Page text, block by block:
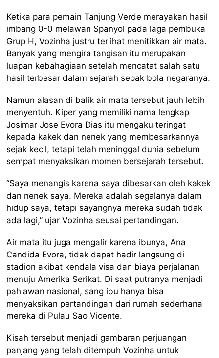
Ketika para pemain Tanjung Verde merayakan hasil
imbang 0-0 melawan Spanyol pada laga pembuka
Grup H, Vozinha justru terlihat menitikkan air mata.
Banyak yang mengira tangisan itu merupakan
luapan kebahagiaan setelah mencatat salah satu
hasil terbesar dalam sejarah sepak bola negaranya.
Namun alasan di balik air mata tersebut jauh lebih
menyentuh. Kiper yang memiliki nama lengkap
Josimar Jose Evora Dias itu mengaku teringat
kepada kakek dan nenek yang membesarkannya
sejak kecil, tetapi telah meninggal dunia sebelum
sempat menyaksikan momen bersejarah tersebut.
“Saya menangis karena saya dibesarkan oleh kakek
dan nenek saya. Mereka adalah segalanya dalam
hidup saya, tetapi sayangnya mereka sudah tidak
ada lagi,” ujar Vozinha seusai pertandingan.
Air mata itu juga mengalir karena ibunya, Ana
Candida Evora, tidak dapat hadir langsung di
stadion akibat kendala visa dan biaya perjalanan
menuju Amerika Serikat. Di saat putranya menjadi
pahlawan nasional, sang ibu hanya bisa
menyaksikan pertandingan dari rumah sederhana
mereka di Pulau Sao Vicente.
Kisah tersebut menjadi gambaran perjuangan
panjang yang telah ditempuh Vozinha untuk